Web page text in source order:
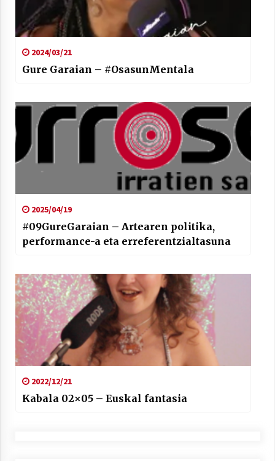
2024/03/21
Gure Garaian – #OsasunMentala
2025/04/19
#09GureGaraian – Artearen politika,
performance-a eta erreferentzialtasuna
2022/12/21
Kabala 02×05 – Euskal fantasia